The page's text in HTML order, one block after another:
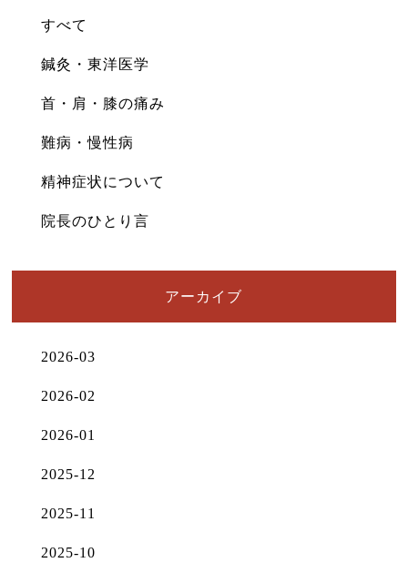
すべて
鍼灸・東洋医学
首・肩・膝の痛み
難病・慢性病
精神症状について
院長のひとり言
アーカイブ
2026-03
2026-02
2026-01
2025-12
2025-11
2025-10